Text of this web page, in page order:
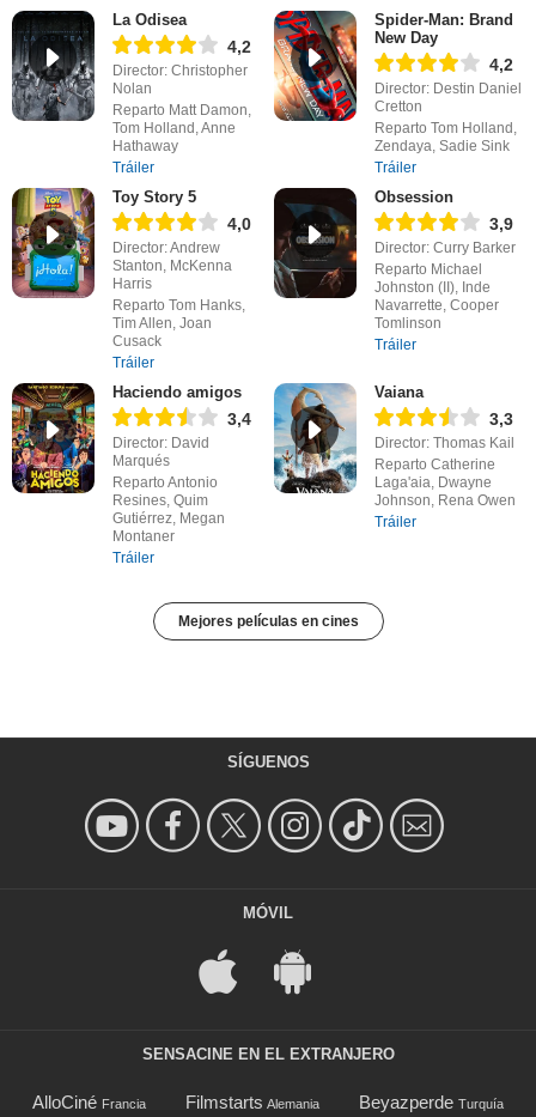
La Odisea
4,2
Director: Christopher
Nolan
Reparto Matt Damon,
Tom Holland, Anne
Hathaway
Tráiler
Spider-Man: Brand
New Day
4,2
Director: Destin Daniel
Cretton
Reparto Tom Holland,
Zendaya, Sadie Sink
Tráiler
Toy Story 5
4,0
Director: Andrew
Stanton, McKenna
Harris
Reparto Tom Hanks,
Tim Allen, Joan
Cusack
Tráiler
Obsession
3,9
Director: Curry Barker
Reparto Michael
Johnston (II), Inde
Navarrette, Cooper
Tomlinson
Tráiler
Haciendo amigos
3,4
Director: David
Marqués
Reparto Antonio
Resines, Quim
Gutiérrez, Megan
Montaner
Tráiler
Vaiana
3,3
Director: Thomas Kail
Reparto Catherine
Laga'aia, Dwayne
Johnson, Rena Owen
Tráiler
Mejores películas en cines
SÍGUENOS
MÓVIL
SENSACINE EN EL EXTRANJERO
AlloCiné Francia Filmstarts Alemania Beyazperde Turquía